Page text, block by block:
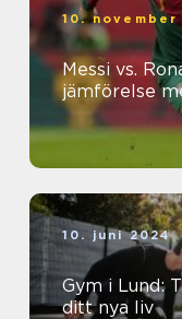
10. november
Messi vs.
jämförelse
10. juni 2024
Gym i Lund:
ditt nya liv